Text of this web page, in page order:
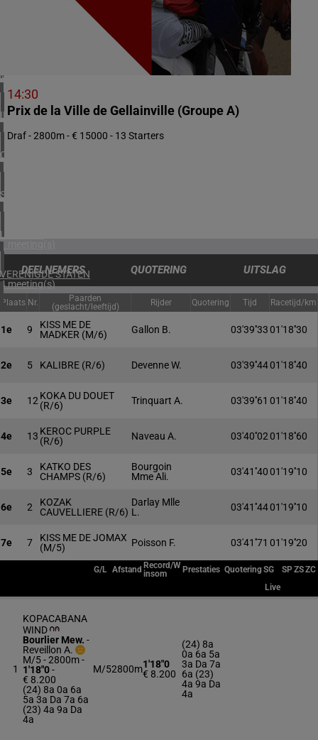
VERENIGD KONINKRIJK
2 meeting(s)
IERLAND
2 meeting(s)
OOSTENRIJK
1 meeting(s)
SPANJE
1 meeting(s)
URUGUAY
1 meeting(s)
VERENIGDE STATEN
4 meeting(s)
14:30
Prix de la Ville de Gellainville (Groupe A)
Draf - 2800m - € 15000 - 13 Starters
DEELNEMERS QUOTERING UITSLAG
Plaats Nr.
Paarden
(geslacht/leeftijd)
Rijder Quotering Tijd Racetijd/km
1e 9
KISS ME DE
MADKER (M/6) Gallon B. 03'39''3301'18''30
2e 5 KALIBRE (R/6) Devenne W. 03'39''4401'18''40
3e 12 KOKA DU DOUET
(R/6)
Trinquart A. 03'39''61 01'18''40
4e 13 KEROC PURPLE
(R/6)
Naveau A. 03'40''0201'18''60
5e 3
KATKO DES
CHAMPS (R/6)
Bourgoin
Mme Ali.
03'41''4001'19''10
6e 2
KOZAK
CAUVELLIERE (R/6)
Darlay Mlle
L.
03'41''4401'19''10
7e 7
KISS ME DE JOMAX
(M/5)
Poisson F. 03'41''71 01'19''20
G/L Afstand Record/W
insom
Prestaties QuoteringSG SPZSZC
Live
1
KOPACABANA
WIND
Bourlier Mew. -
Reveillon A.
M/5 - 2800m-
1'18"0-
€ 8.200
(24) 8a 0a 6a
5a 3a Da 7a 6a
(23) 4a 9a Da
4a
M/52800m1'18"0
€ 8.200
(24) 8a
0a 6a 5a
3a Da 7a
6a (23)
4a 9a Da
4a